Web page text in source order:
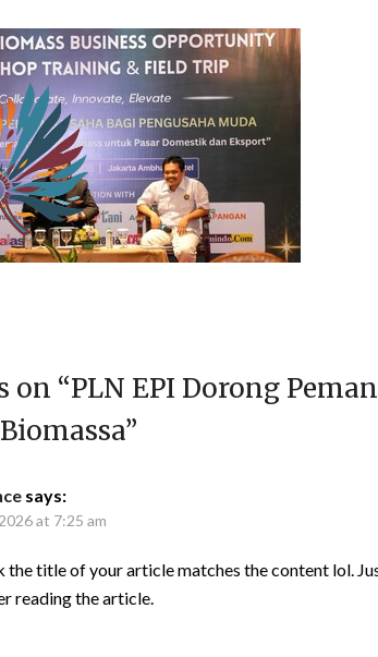
on “PLN EPI Dorong
”
says:
at 7:25 am
the title of your article matches the content lol.
reading the article.